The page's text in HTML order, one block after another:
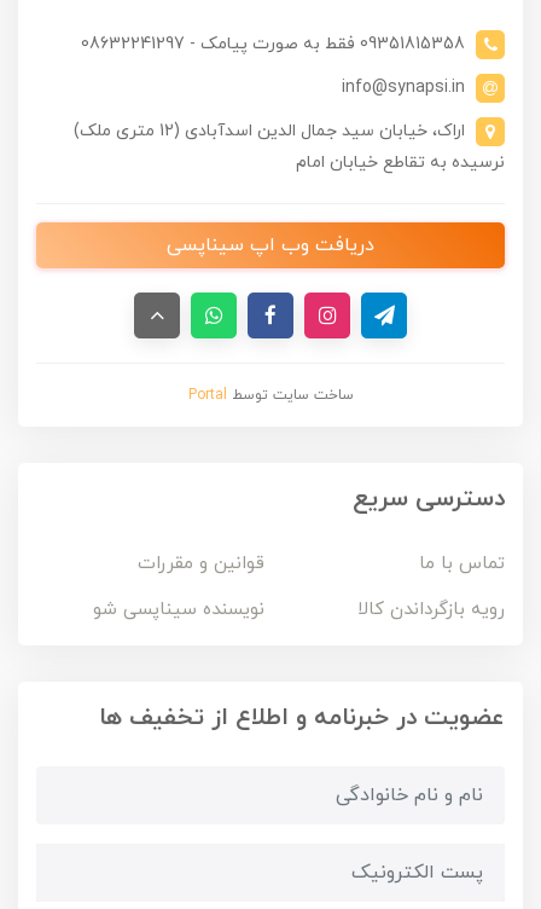
09351815358 فقط به صورت پیامک - 08632241297
info@synapsi.in
اراک، خیابان سید جمال الدین اسدآبادی (12 متری ملک)
نرسیده به تقاطع خیابان امام
دریافت وب اپ سیناپسی
ساخت سایت توسط Portal
دسترسی سریع
تماس با ما
قوانین و مقررات
رویه بازگرداندن کالا
نویسنده سیناپسی شو
عضویت در خبرنامه و اطلاع از تخفیف ها